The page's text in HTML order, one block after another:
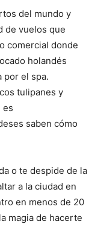
del mundo y
de vuelos que
comercial donde
holandés
por el spa.
tulipanes y
es
saben cómo
o te despide de la
a la ciudad en
en menos de 20
magia de hacerte